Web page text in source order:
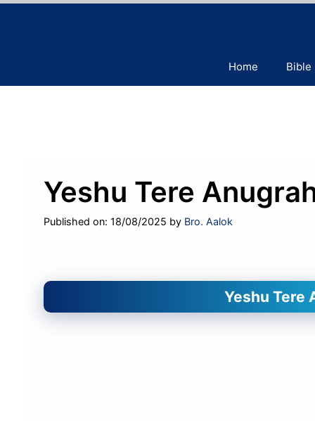
Home Bible
Yeshu Tere
Published on: 18/08/2025 by Bro. Aalok
Yeshu Tere